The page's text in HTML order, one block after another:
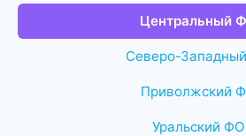
Центральный
Северо-
Приволжский
Уральский ФО